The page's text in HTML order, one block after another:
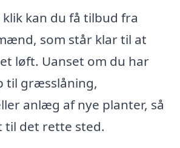
kan du få tilbud fra
som står klar til at
løft. Uanset om du har
til græsslåning,
anlæg af nye planter, så
til det rette sted.